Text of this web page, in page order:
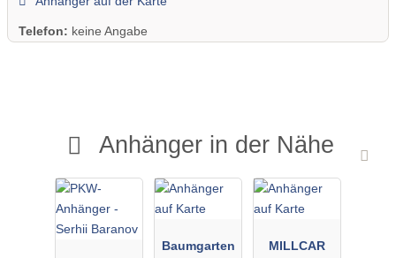
Telefon: keine Angabe
Anhänger in der Nähe
Baumgarten
MILLCAR